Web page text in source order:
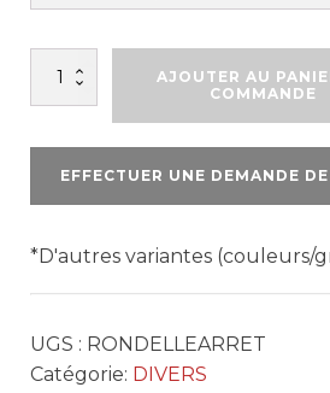
quantité
AJOUTER AU
COMMANDE
EFFECTUER UNE DEMANDE
*D'autres variantes (couleurs/
UGS : RONDELLEARRET
Catégorie: DIVERS